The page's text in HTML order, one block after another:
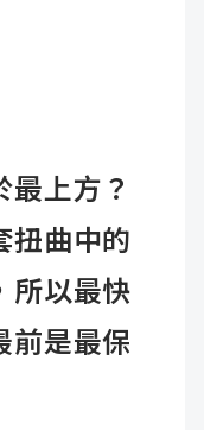
最上方？
扭曲中的
所以最快
前是最保